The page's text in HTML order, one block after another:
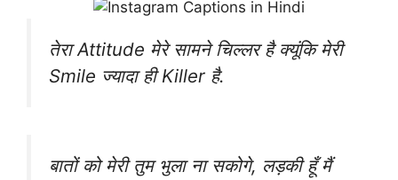
तेरा Attitude मेरे सामने चिल्लर है क्यूंकि मेरी
Smile ज्यादा ही Killer है.
बातों को मेरी तुम भुला ना सकोगे, लड़की हूँ मैं